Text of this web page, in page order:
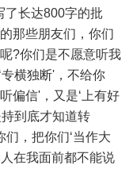
了长达800字的批
那些朋友们，你们
?你们是不愿意听我
横独断'，不给你
偏信'，又是‘上有好
到底才知道转
们，把你们‘当作大
在我面前都不能说